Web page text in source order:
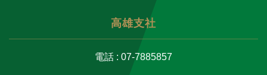
高雄支社
電話 : 07-7885857